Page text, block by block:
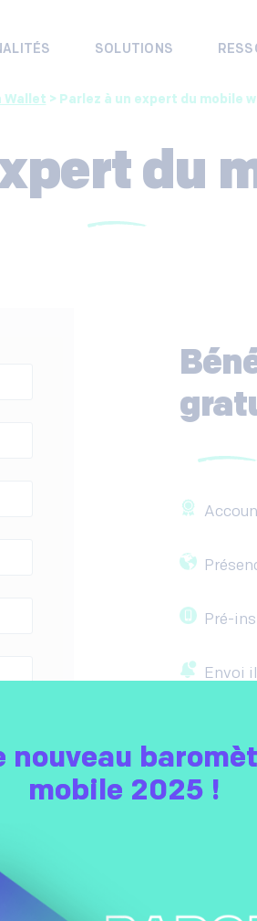
SOLUTIONS
Wallet > Parlez à un expert du mobile
du
Pré-
Envoi
nouveau
mobile 2025 !